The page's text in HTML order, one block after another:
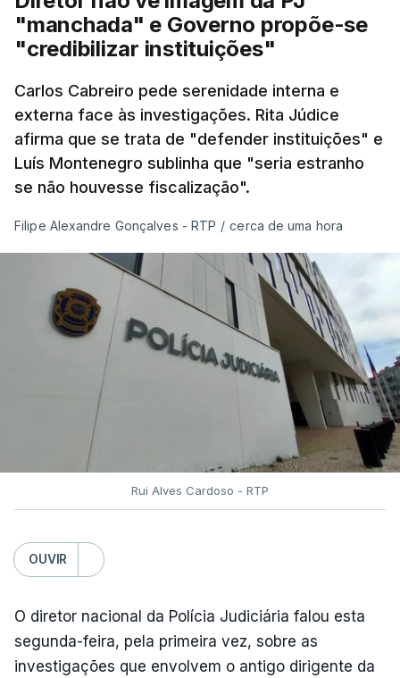
"manchada" e Governo propõe-se
"credibilizar instituições"
Carlos Cabreiro pede serenidade interna e
externa face às investigações. Rita Júdice
afirma que se trata de "defender instituições" e
Luís Montenegro sublinha que "seria estranho
se não houvesse fiscalização".
Filipe Alexandre Gonçalves - RTP / cerca de uma hora
Rui Alves Cardoso - RTP
OUVIR
O diretor nacional da Polícia Judiciária falou esta
segunda-feira, pela primeira vez, sobre as
investigações que envolvem o antigo dirigente da